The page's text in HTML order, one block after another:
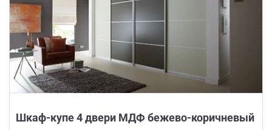
Шкаф-купе 4 двери МДФ бежево-коричневый